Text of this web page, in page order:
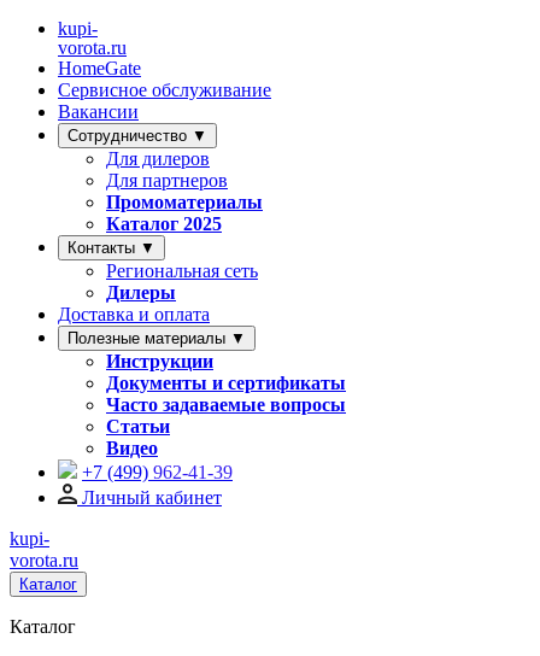
kupi-
vorota.ru
HomeGate
Сервисное обслуживание
Вакансии
Сотрудничество ▼
Для дилеров
Для партнеров
Промоматериалы
Каталог 2025
Контакты ▼
Региональная сеть
Дилеры
Доставка и оплата
Полезные материалы ▼
Инструкции
Документы и сертификаты
Часто задаваемые вопросы
Статьи
Видео
+7 (499) 962-41-39
Личный кабинет
kupi-
vorota.ru
Каталог
Каталог